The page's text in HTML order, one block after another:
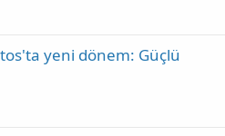
yeni dönem: Güçlü